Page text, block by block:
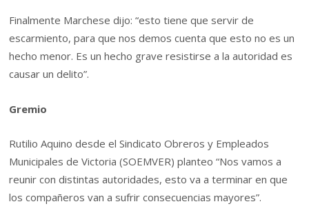
Finalmente Marchese dijo: “esto tiene que servir de
escarmiento, para que nos demos cuenta que esto no es un
hecho menor. Es un hecho grave resistirse a la autoridad es
causar un delito”.
Gremio
Rutilio Aquino desde el Sindicato Obreros y Empleados
Municipales de Victoria (SOEMVER) planteo “Nos vamos a
reunir con distintas autoridades, esto va a terminar en que
los compañeros van a sufrir consecuencias mayores”.